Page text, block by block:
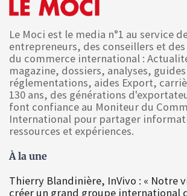
Le Moci est le media n°1 au service
entrepreneurs, des conseillers et
du commerce international :
magazine, dossiers, analyses,
réglementations, aides Export,
130 ans, des générations
font confiance au Moniteur du
International pour partager
ressources et expériences.
À la une
Thierry Blandinière, InVivo : « Notre
créer un grand groupe international